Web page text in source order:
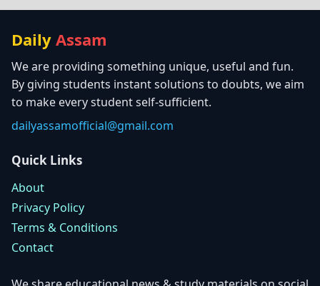
Daily Assam
We are providing something unique, useful and fun.
By giving students instant solutions to doubts, we aim
to make every student self-sufficient.
dailyassamofficial@gmail.com
Quick Links
About
Privacy Policy
Terms & Conditions
Contact